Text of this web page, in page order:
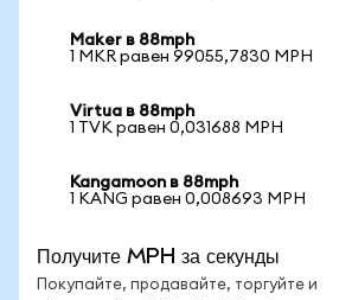
Maker в 88mph
1 MKR равен 99055,7830 MPH
Virtua в 88mph
1 TVK равен 0,031688 MPH
Kangamoon в 88mph
1 KANG равен 0,008693 MPH
Получите MPH за секунды
Покупайте, продавайте, торгуйте и